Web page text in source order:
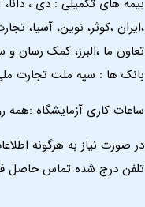
بیمه های تکمیلی : دی ،
،ایران ،کوثر، نوین، آسیا،
تعاون ما ،البرز، کمک رسان و
بانک ها : سپه ملت تجارت
ساعات کاری آزمایشگاه :همه
در صورت نیاز به هرگونه
تلفن درج شده تماس حاصل